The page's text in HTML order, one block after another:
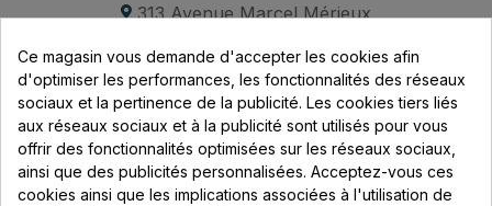
313 Avenue Marcel Mérieux
69530 Brignais
Lundi au vendredi :
8h - 16h
uniquement sur Rendez-vous
Ce magasin vous demande d'accepter les cookies afin
d'optimiser les performances, les fonctionnalités des réseaux
sociaux et la pertinence de la publicité. Les cookies tiers liés
aux réseaux sociaux et à la publicité sont utilisés pour vous
offrir des fonctionnalités optimisées sur les réseaux sociaux,
ainsi que des publicités personnalisées. Acceptez-vous ces
cookies ainsi que les implications associées à l'utilisation de